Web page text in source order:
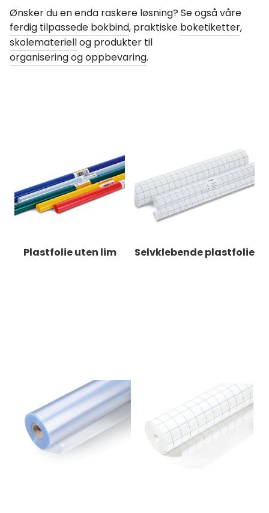
Ønsker du en enda raskere løsning? Se også våre
ferdig tilpassede bokbind, praktiske boketiketter,
skolemateriellog produkter til
organisering og oppbevaring.
Plastfolie uten lim Selvklebende plastfolie